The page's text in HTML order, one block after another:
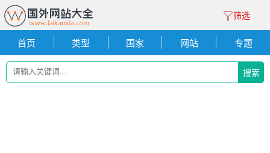
筛选
首页 类型 国家 网站 专题
搜索